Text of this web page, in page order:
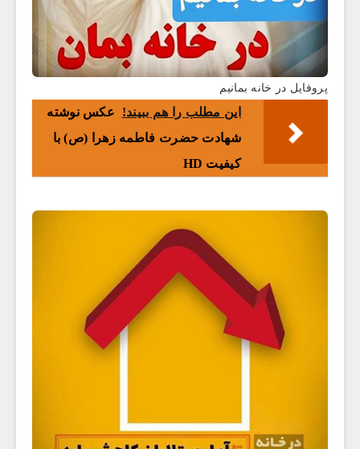
پروفایل در خانه بمانیم
این مطلب را هم ببیند!
عکس نوشته
شهادت حضرت فاطمه زهرا (ص) با
کیفیت HD